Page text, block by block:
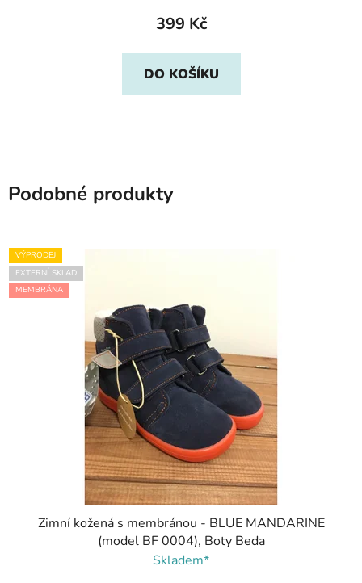
399 Kč
DO KOŠÍKU
Podobné produkty
VÝPRODEJ
EXTERNÍ SKLAD
MEMBRÁNA
Zimní kožená s membránou - BLUE MANDARINE
(model BF 0004), Boty Beda
Skladem*